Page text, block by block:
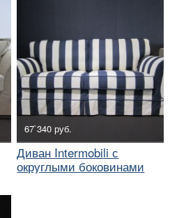
67`340 руб.
Диван Intermobili с
округлыми боковинами